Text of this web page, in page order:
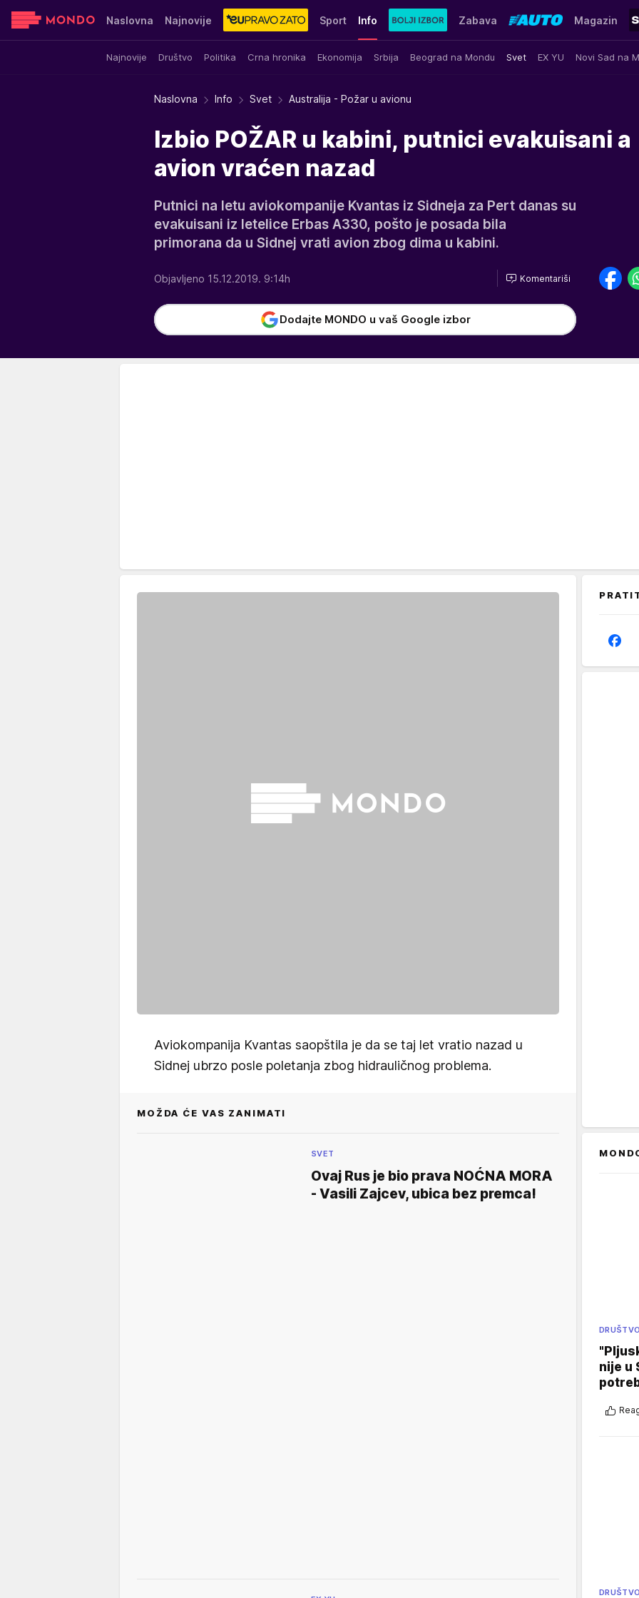
Naslovna Najnovije Sport Info
Najnovije Društvo Politika Crna hronika Ekonomija Srbija Beograd na Mondu Svet EX YU Novi Sad na
Zabava Magazin
Sensa Stvar ukusa Yumama
Naslovna Info Svet Australija - Požar u avionu
Izbio POŽAR u kabini, putnici evakuisani a
avion vraćen nazad
Putnici na letu aviokompanije Kvantas iz Sidneja za Pert danas su
evakuisani iz letelice Erbas A330, pošto je posada bila
primorana da u Sidnej vrati avion zbog dima u kabini.
Objavljeno 15.12.2019. 9:14h Komentariši
Dodajte MONDO u vaš Google izbor
Aviokompanija Kvantas saopštila je da se taj let vratio nazad u
Sidnej ubrzo posle poletanja zbog hidrauličnog problema.
MOŽDA ĆE VAS ZANIMATI
SVET
Ovaj Rus je bio prava NOĆNA MORA
- Vasili Zajcev, ubica bez premca!
DRUŠTVO
nije u
DRUŠTVO